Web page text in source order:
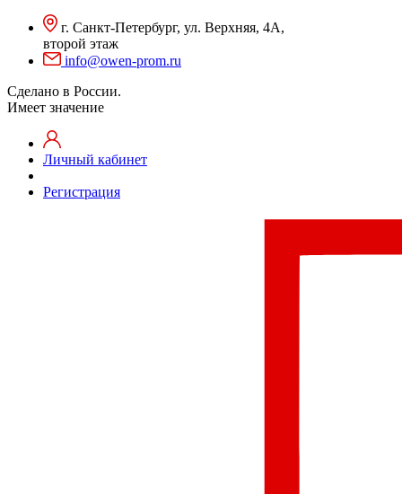
г. Санкт-Петербург, ул. Верхняя, 4А,
второй этаж
info@owen-prom.ru
Сделано в России.
Имеет значение
Личный кабинет
Регистрация